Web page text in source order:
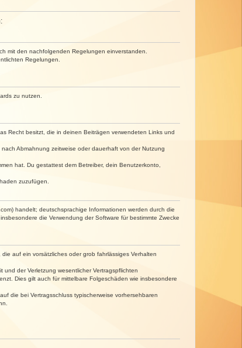
mit den nachfolgenden Regelungen einverstanden.
Regelungen.
zu nutzen.
Recht besitzt, die in deinen Beiträgen verwendeten Links und
Abmahnung zeitweise oder dauerhaft von der Nutzung
hat. Du gestattest dem Betreiber, dein Benutzerkonto,
zuzufügen.
handelt; deutschsprachige Informationen werden durch die
die Verwendung der Software für bestimmte Zwecke
auf ein vorsätzliches oder grob fahrlässiges Verhalten
der Verletzung wesentlicher Vertragspflichten
Dies gilt auch für mittelbare Folgeschäden wie insbesondere
die bei Vertragsschluss typischerweise vorhersehbaren